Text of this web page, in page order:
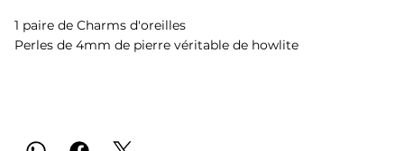
1 paire de Charms d'oreilles
Perles de 4mm de pierre véritable de howlite